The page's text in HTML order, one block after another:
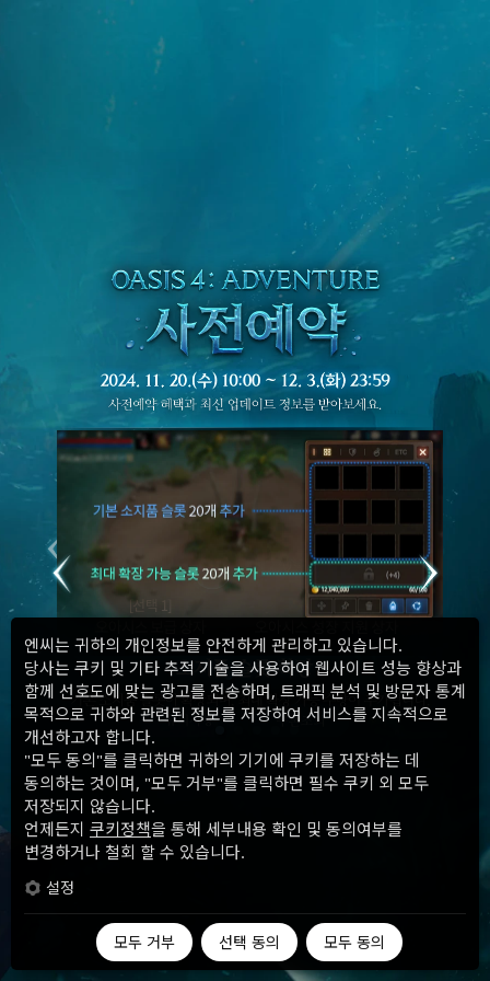
엔씨는 귀하의 개인정보를 안전하게 관리하고 있습니다.
당사는 쿠키 및 기타 추적 기술을 사용하여 웹사이트 성능 향상과
함께 선호도에 맞는 광고를 전송하며, 트래픽 분석 및 방문자 통계
목적으로 귀하와 관련된 정보를 저장하여 서비스를 지속적으로
개선하고자 합니다.
"모두 동의"를 클릭하면 귀하의 기기에 쿠키를 저장하는 데
동의하는 것이며, "모두 거부"를 클릭하면 필수 쿠키 외 모두
저장되지 않습니다.
언제든지 쿠키정책을 통해 세부내용 확인 및 동의여부를
변경하거나 철회 할 수 있습니다.
설정
모두 거부 선택 동의 모두 동의